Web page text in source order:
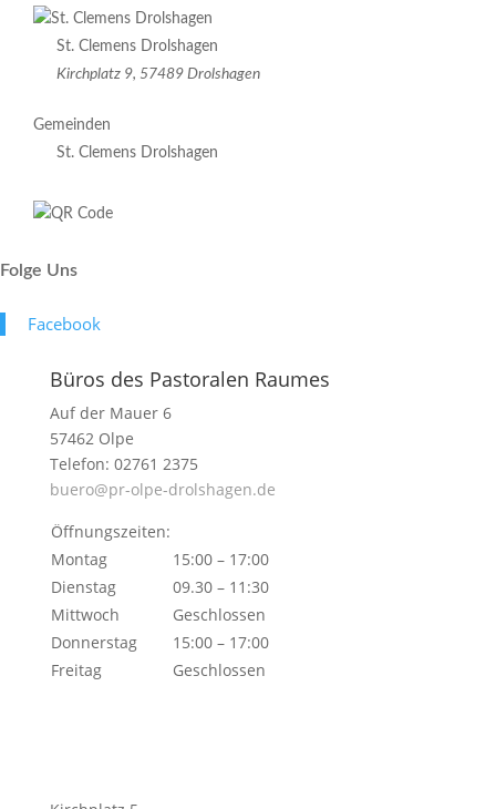
St. Clemens Drolshagen
Kirchplatz 9, 57489 Drolshagen
Gemeinden
St. Clemens Drolshagen
Folge Uns
Face­book
Büros des Pastoralen Raumes
Auf der Mauer 6
57462 Olpe
Telefon: 02761 2375
buero@pr-olpe-drolshagen.de
Öffnungszeiten:
Montag
15:00 – 17:00
Dienstag
09.30 – 11:30
Mittwoch
Geschlossen
Donnerstag
15:00 – 17:00
Freitag
Geschlossen